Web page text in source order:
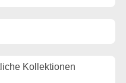
Kollektionen